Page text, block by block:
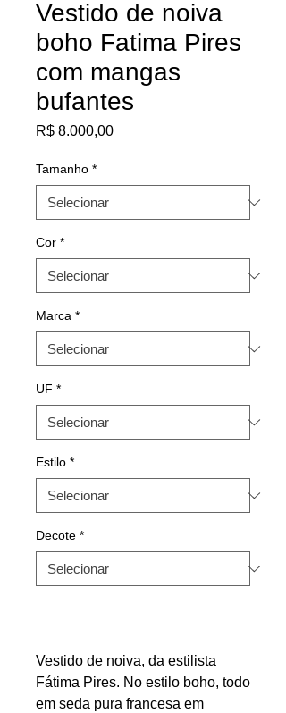
Vestido de noiva
boho Fatima Pires
com mangas
bufantes
R$ 8.000,00Preço
Tamanho *
Cor *
Marca *
UF *
Estilo *
Decote *
Vestido de noiva, da estilista
Fátima Pires. No estilo boho, todo
em seda pura francesa em